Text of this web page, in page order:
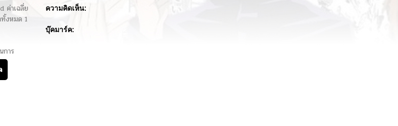
ค่าเฉลี่ย
ทั้งหมด 1
ความคิดเห็น:
บุ๊คมาร์ค:
การ